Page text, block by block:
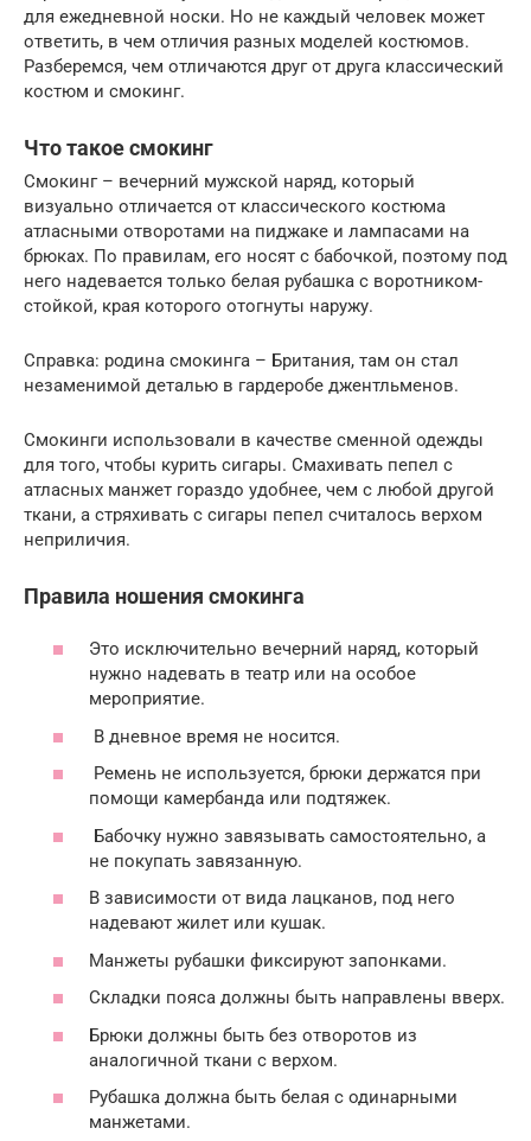
для ежедневной носки. Но не каждый человек может
ответить, в чем отличия разных моделей костюмов.
Разберемся, чем отличаются друг от друга классический
костюм и смокинг.
Что такое смокинг
Смокинг – вечерний мужской наряд, который
визуально отличается от классического костюма
атласными отворотами на пиджаке и лампасами на
брюках. По правилам, его носят с бабочкой, поэтому под
него надевается только белая рубашка с воротником-
стойкой, края которого отогнуты наружу.
Справка: родина смокинга – Британия, там он стал
незаменимой деталью в гардеробе джентльменов.
Смокинги использовали в качестве сменной одежды
для того, чтобы курить сигары. Смахивать пепел с
атласных манжет гораздо удобнее, чем с любой другой
ткани, а стряхивать с сигары пепел считалось верхом
неприличия.
Правила ношения смокинга
Это исключительно вечерний наряд, который
нужно надевать в театр или на особое
мероприятие.
В дневное время не носится.
Ремень не используется, брюки держатся при
помощи камербанда или подтяжек.
Бабочку нужно завязывать самостоятельно, а
не покупать завязанную.
В зависимости от вида лацканов, под него
надевают жилет или кушак.
Манжеты рубашки фиксируют запонками.
Складки пояса должны быть направлены вверх.
Брюки должны быть без отворотов из
аналогичной ткани с верхом.
Рубашка должна быть белая с одинарными
манжетами.